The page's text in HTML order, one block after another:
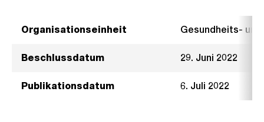
Organisationseinheit Gesundheits-
Beschlussdatum 29. Juni 2022
Publikationsdatum 6. Juli 2022